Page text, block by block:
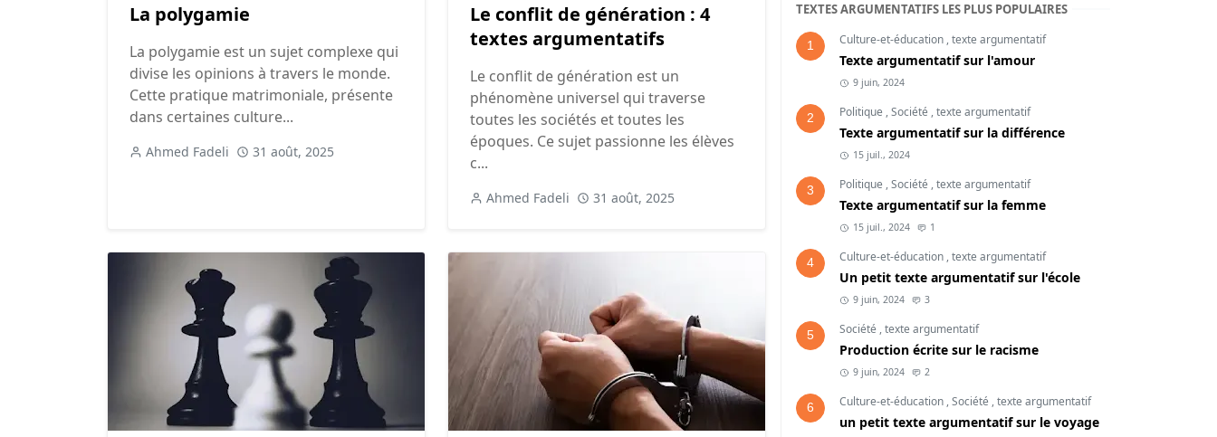
La polygamie
La polygamie est un sujet complexe qui
divise les opinions à travers le monde.
Cette pratique matrimoniale, présente
dans certaines culture...
Ahmed Fadeli 31 août, 2025
Le conflit de génération : 4
textes argumentatifs
Le conflit de génération est un
phénomène universel qui traverse
toutes les sociétés et toutes les
époques. Ce sujet passionne les élèves
c...
Ahmed Fadeli 31 août, 2025
TEXTES ARGUMENTATIFS LES PLUS POPULAIRES
1 Culture-et-éducation,texte argumentatif
Texte argumentatif sur l'amour
9 juin, 2024
2 Politique ,Société ,texte argumentatif
Texte argumentatif sur la différence
15 juil., 2024
3 Politique ,Société ,texte argumentatif
Texte argumentatif sur la femme
15 juil., 2024 1
4 Culture-et-éducation,texte argumentatif
Un petit texte argumentatif sur l'école
9 juin, 2024 3
5 Société ,texte argumentatif
Production écrite sur le racisme
9 juin, 2024 2
6 Culture-et-éducation,Société ,texte argumentatif
un petit texte argumentatif sur le voyage